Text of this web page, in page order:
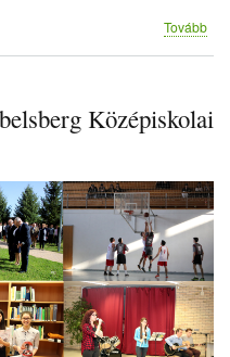
Tovább
Középiskolai